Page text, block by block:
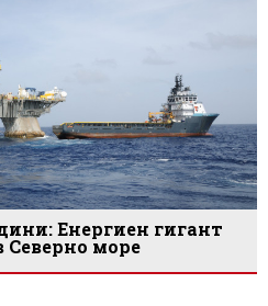
Енергиен гигант
Северно море